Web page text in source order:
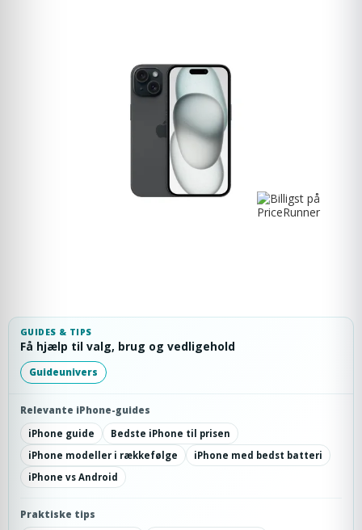
GUIDES & TIPS
Få hjælp til valg, brug og vedligehold
Guideunivers
Relevante iPhone-guides
iPhone guide
Bedste iPhone til prisen
iPhone modeller i rækkefølge
iPhone med bedst batteri
iPhone vs Android
Praktiske tips